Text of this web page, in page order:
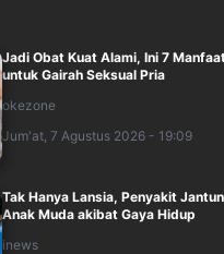
Jadi Obat Kuat Alami, Ini 7
untuk Gairah Seksual Pria
okezone
Jum'at, 7 Agustus 2026 - 19:09
Tak Hanya Lansia, Penyakit
Anak Muda akibat Gaya Hidup
inews